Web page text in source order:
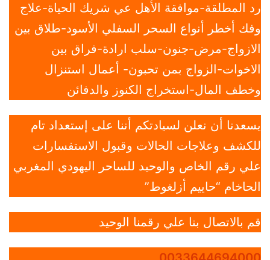
رد المطلقة-موافقة الأهل عي شريك الحياة-علاج
وفك أخطر أنواع السحر السفلي الأسود-طلاق بين
الازواج-مرض-جنون-سلب ارادة-فراق بين
الاخوات-الزواج بمن تحبون- أعمال استنزال
وخطف المال-استخراج الكنوز والدفائن
يسعدنا أن نعلن لسيادتكم أننا على إستعداد تام
للكشف وعلاجات الحالات وقبول الاستفسارات
علي رقم الخاص والوحيد للساحر اليهودي المغربي
الحاخام “حاييم أزلغوط”
قم بالاتصال بنا علي رقمنا الوحيد